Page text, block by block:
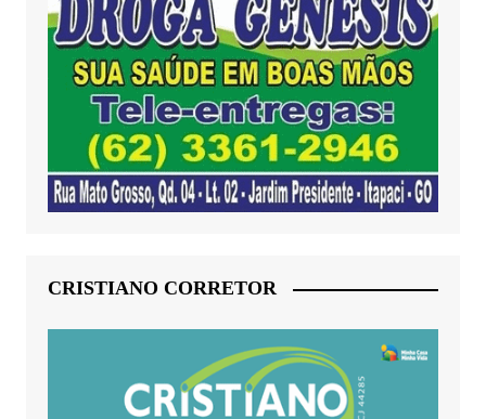
CRISTIANO CORRETOR